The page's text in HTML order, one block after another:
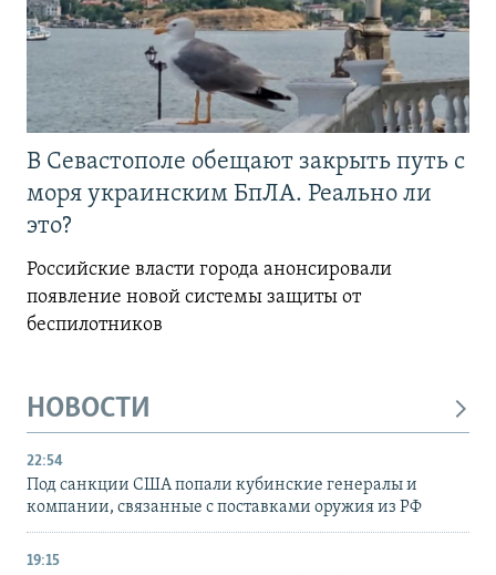
В Севастополе обещают закрыть путь с
моря украинским БпЛА. Реально ли
это?
Российские власти города анонсировали
появление новой системы защиты от
беспилотников
НОВОСТИ
22:54
Под санкции США попали кубинские генералы и
компании, связанные с поставками оружия из РФ
19:15